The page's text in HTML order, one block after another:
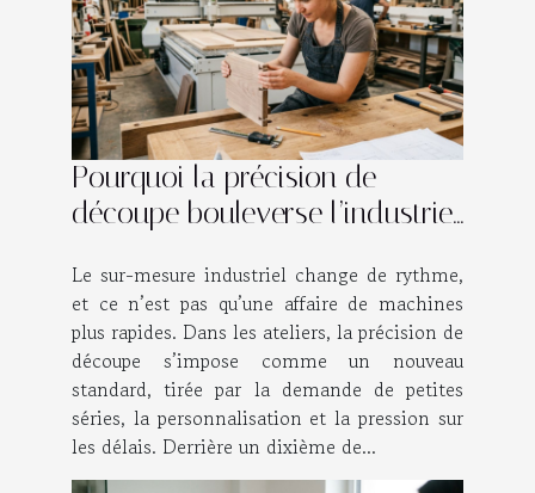
Pourquoi la précision de
découpe bouleverse l’industrie
Le sur-mesure industriel change de rythme,
et ce n’est pas qu’une affaire de machines
plus rapides. Dans les ateliers, la précision de
découpe s’impose comme un nouveau
standard, tirée par la demande de petites
séries, la personnalisation et la pression sur
les délais. Derrière un dixième de...